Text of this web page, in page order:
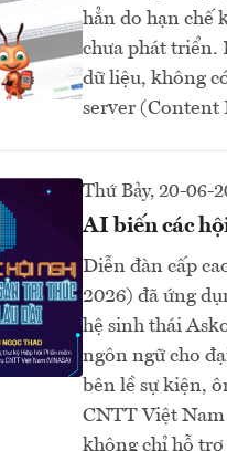
hẳn do hạn chế
chưa phát triển.
dữ liệu, không
server
Thứ Bảy, 20-06-
AI biến các
Diễn đàn cấp
2026) đã ứng
hệ sinh thái
ngôn ngữ cho
bên lề sự kiện,
CNTT Việt
không chỉ hỗ